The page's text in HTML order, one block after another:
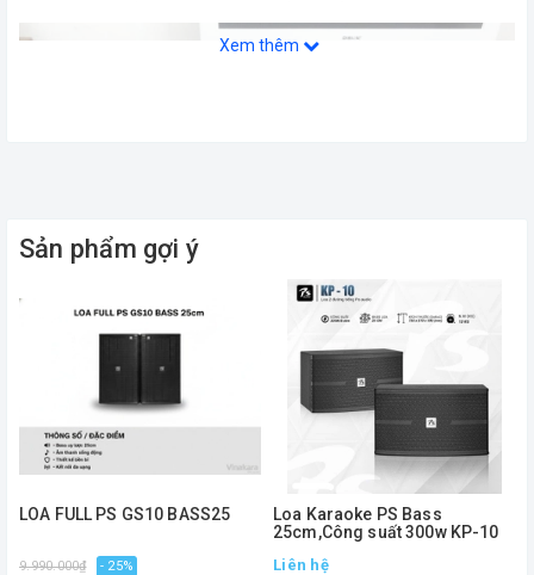
Xem thêm
Sản phẩm gợi ý
LOA FULL PS GS10 BASS25
9.990.000₫ - 25%
Loa Karaoke PS Bass
25cm,Công suất 300w KP-10
Liên hệ